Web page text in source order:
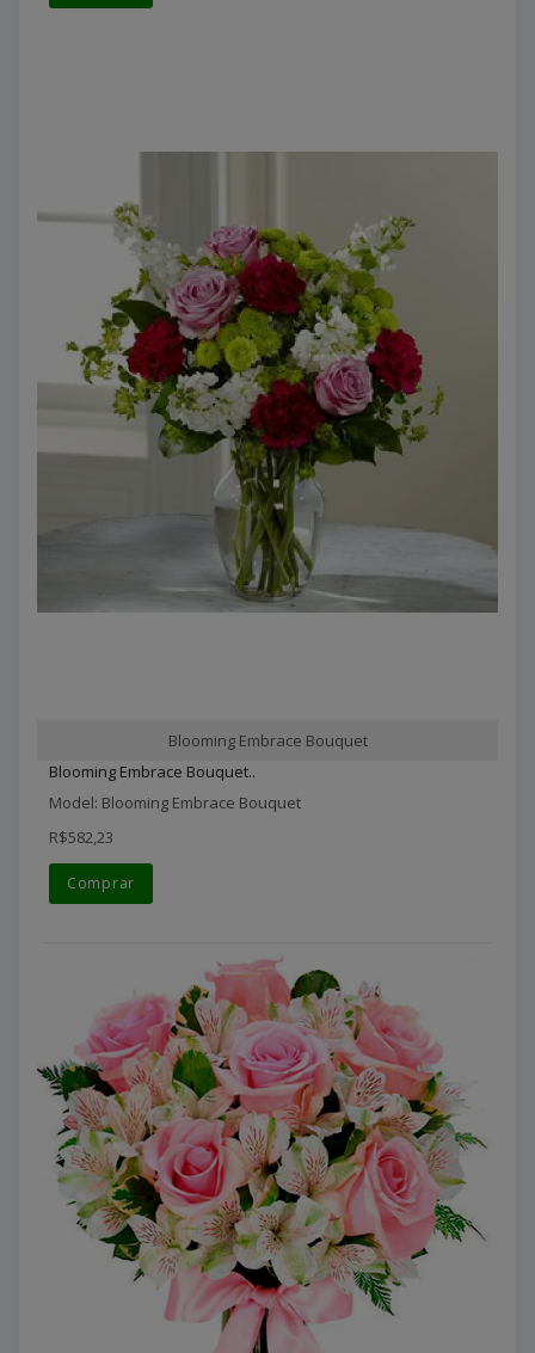
Blooming Embrace Bouquet
Blooming Embrace Bouquet..
Model: Blooming Embrace Bouquet
R$582,23
Comprar